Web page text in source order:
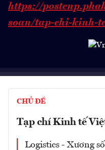
https://
soan/tap-chi-kinh-
CHỦ ĐỀ
Tạp chí Kinh tế
Logistics - Xương